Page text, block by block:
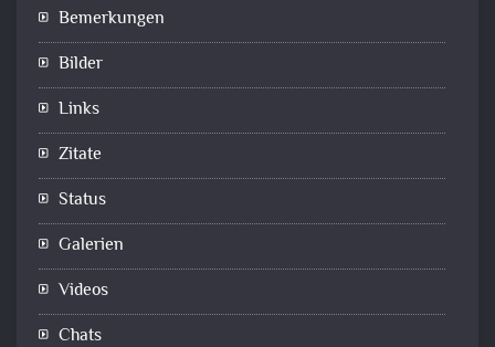
Bemerkungen
Bilder
Links
Zitate
Status
Galerien
Videos
Chats